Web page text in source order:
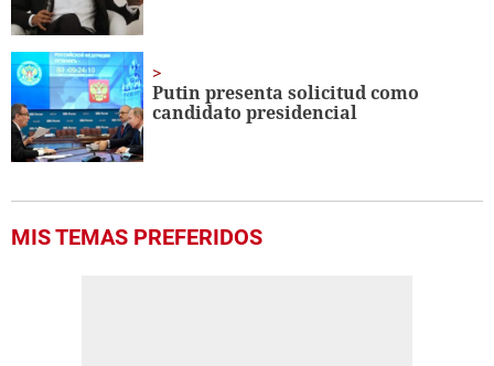
Putin presenta solicitud como
candidato presidencial
MIS TEMAS PREFERIDOS